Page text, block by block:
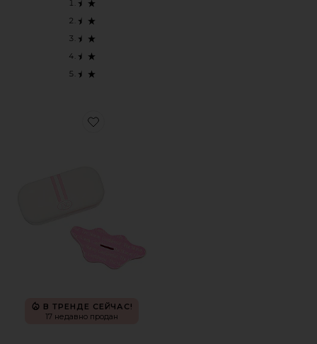
Favorite ЛЕНТА ДЛЯ РТА MOUTH TAPE
В ТРЕНДЕ СЕЙЧАС!
17 недавно продан